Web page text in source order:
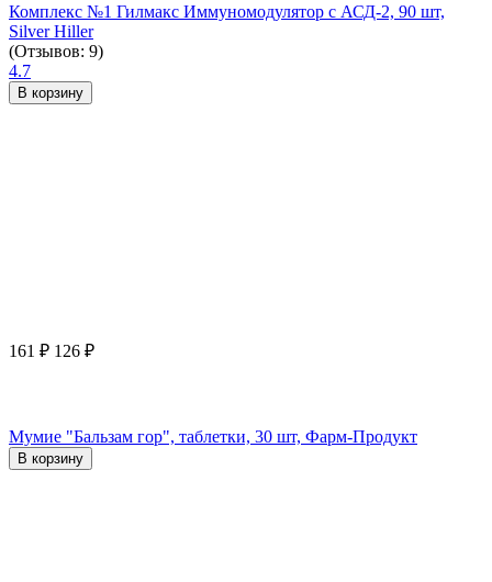
Комплекс №1 Гилмакс Иммуномодулятор с АСД-2, 90 шт,
Silver Hiller
(Отзывов: 9)
4.7
В корзину
161 ₽ 126 ₽
Мумие "Бальзам гор", таблетки, 30 шт, Фарм-Продукт
В корзину